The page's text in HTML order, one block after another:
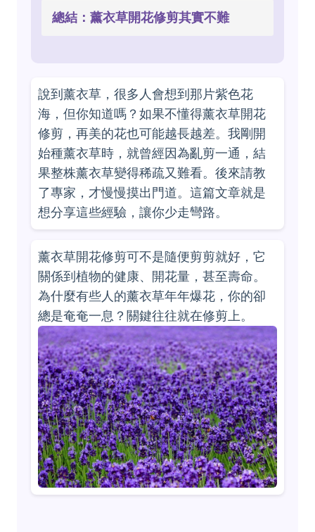
總結：薰衣草開花修剪其實不難
說到薰衣草，很多人會想到那片紫色花
海，但你知道嗎？如果不懂得薰衣草開花
修剪，再美的花也可能越長越差。我剛開
始種薰衣草時，就曾經因為亂剪一通，結
果整株薰衣草變得稀疏又難看。後來請教
了專家，才慢慢摸出門道。這篇文章就是
想分享這些經驗，讓你少走彎路。
薰衣草開花修剪可不是隨便剪剪就好，它
關係到植物的健康、開花量，甚至壽命。
為什麼有些人的薰衣草年年爆花，你的卻
總是奄奄一息？關鍵往往就在修剪上。